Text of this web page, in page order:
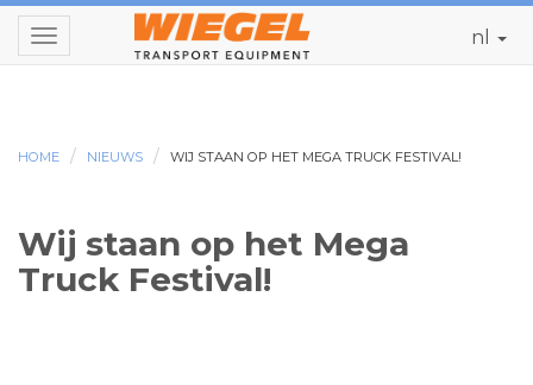
nl
Toggle
navigation
HOME NIEUWS WIJ STAAN OP HET MEGA TRUCK FESTIVAL!
Wij staan op het Mega
Truck Festival!